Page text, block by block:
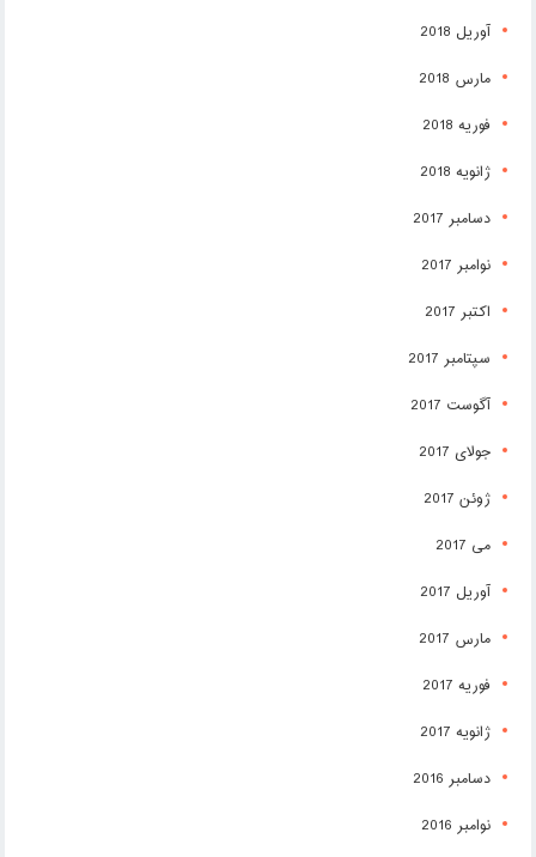
آوریل 2018
مارس 2018
فوریه 2018
ژانویه 2018
دسامبر 2017
نوامبر 2017
اکتبر 2017
سپتامبر 2017
آگوست 2017
جولای 2017
ژوئن 2017
می 2017
آوریل 2017
مارس 2017
فوریه 2017
ژانویه 2017
دسامبر 2016
نوامبر 2016